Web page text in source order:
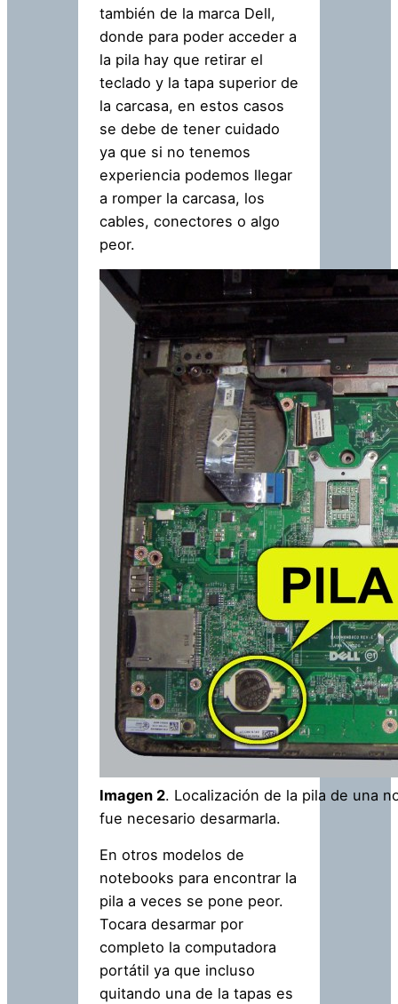
también de la marca Dell,
donde para poder acceder a
la pila hay que retirar el
teclado y la tapa superior de
la carcasa, en estos casos
se debe de tener cuidado
ya que si no tenemos
experiencia podemos llegar
a romper la carcasa, los
cables, conectores o algo
peor.
Imagen 2. Localización de la pila de una
fue necesario desarmarla.
En otros modelos de
notebooks para encontrar la
pila a veces se pone peor.
Tocara desarmar por
completo la computadora
portátil ya que incluso
quitando una de la tapas es